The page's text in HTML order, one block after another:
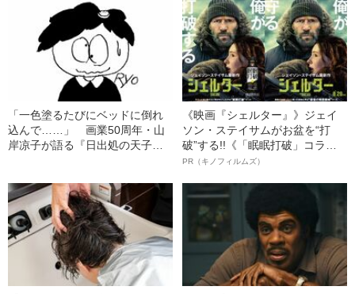
「一色塗るたびにベッドに倒れ
込んで……」 画業50周年・山
岸凉子が語る『日出処の天子』
《映画『シェルター』》ジェイ
ソン・ステイサムがお盆を“打
破”する!!《「眠眠打破」コラ
ボ》
PR（キノフィルムズ）